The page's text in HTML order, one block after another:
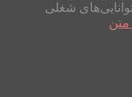
شغلی
متن